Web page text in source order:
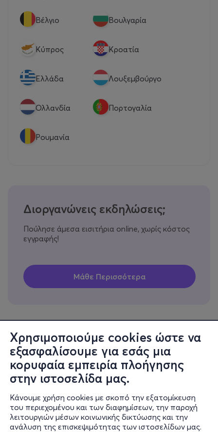
Χρησιμοποιούμε cookies ώστε να
εξασφαλίσουμε για εσάς μια
κορυφαία εμπειρία πλοήγησης
στην ιστοσελίδα μας.
Κάνουμε χρήση cookies με σκοπό την εξατομίκευση
του περιεχομένου και των διαφημίσεων, την παροχή
λειτουργιών μέσων κοινωνικής δικτύωσης και την
ανάλυση της επισκεψιμότητας των ιστοσελίδων μας.
Βέλγιο Βουλγαρία
Κύπρος Κροατία
Eλλάδα Λουξεμβούργο
Ολλανδία Πορτογαλία
Ρουμανία
Διοργανώνεις εκδηλώσεις;
Πούλησε άμεσα εισιτήρια online, χωρίς κόστος
εγγραφής!
Πληροφορίες
Υποστήριξη
Stay Connected